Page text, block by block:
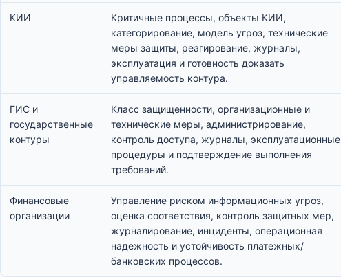
КИИ
Критичные процессы, объекты КИИ,
категорирование, модель угроз, технические
меры защиты, реагирование, журналы,
эксплуатация и готовность доказать
управляемость контура.
ГИС и
государственные
контуры
Класс защищенности, организационные и
технические меры, администрирование,
контроль доступа, журналы, эксплуатационные
процедуры и подтверждение выполнения
требований.
Финансовые
организации
Управление риском информационных угроз,
оценка соответствия, контроль защитных мер,
журналирование, инциденты, операционная
надежность и устойчивость платежных/
банковских процессов.